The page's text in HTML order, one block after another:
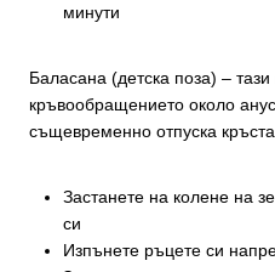
минути
Баласана (детска поза) –
кръвообращението около
същевременно отпуска
Застанете на колене на
си
Изпънете ръцете си